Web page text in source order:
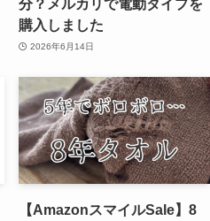
分？メルカリで電動タイプを
購入しました
2026年6月14日
【AmazonスマイルSale】8